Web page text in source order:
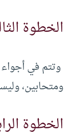
الخطوة
وتتم في
ومتحابين،
الخطوة